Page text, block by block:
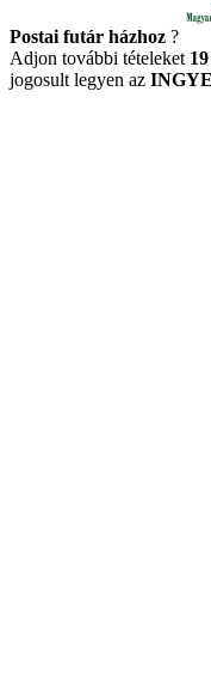
Postai futár házhoz ?
Adjon további tételeket
jogosult legyen az